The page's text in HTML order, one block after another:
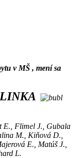
v MŠ , mení sa
E., Flimel J., Gubala
M., Kiňová D.,
E., Matúš J.,
L.